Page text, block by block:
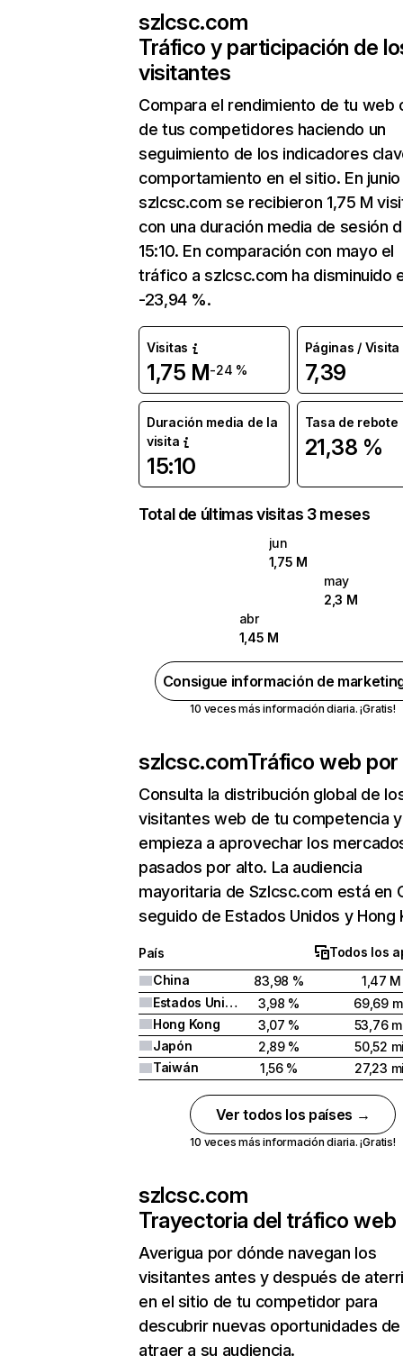
szlcsc.com
Tráfico y participación de
visitantes
Compara el rendimiento de tu web
de tus competidores haciendo un
seguimiento de los indicadores
comportamiento en el sitio. En junio
szlcsc.com se recibieron 1,75 M
con una duración media de sesión
15:10. En comparación con mayo el
tráfico a szlcsc.com ha disminuido
-23,94 %.
Visitas
1,75 M-24 %
Páginas / Visita
7,39
Duración media de la
visita
15:10
Tasa de rebote
21,38 %
Total de últimas visitas 3 meses
jun
1,75 M
may
2,3 M
abr
1,45 M
Consigue información de
10 veces más información diaria. ¡Gratis!
szlcsc.comTráfico web por
Consulta la distribución global de
visitantes web de tu competencia y
empieza a aprovechar los
pasados por alto. La audiencia
mayoritaria de Szlcsc.com está en
seguido de Estados Unidos y Hong
País
Todos los
China
83,98 %
1,47 M
Estados Unidos
3,98 %
69,69
Hong Kong
3,07 %
53,76
Japón
2,89 %
50,52
Taiwán
1,56 % 27,23
Ver todos los países →
10 veces más información diaria. ¡Gratis!
szlcsc.com
Trayectoria del tráfico web
Averigua por dónde navegan los
visitantes antes y después de
en el sitio de tu competidor para
descubrir nuevas oportunidades de
atraer a su audiencia.